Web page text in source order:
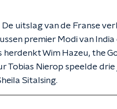
De uitslag van de Franse
premier Modi van India
herdenkt Wim Hazeu, the
Tobias Nierop speelde drie
Sitalsing.